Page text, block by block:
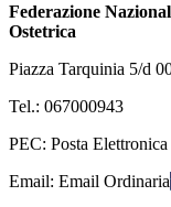
Federazione
Ostetrica
Piazza Tarquinia 5/d
Tel.: 067000943
PEC: Posta
Email: Email Ordinaria